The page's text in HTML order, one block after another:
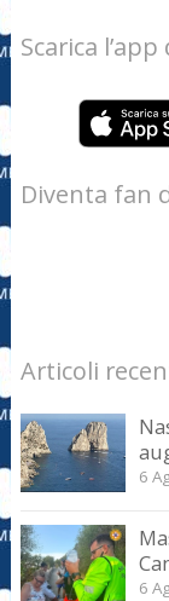
Scarica
Diventa fan
Articoli
6
6